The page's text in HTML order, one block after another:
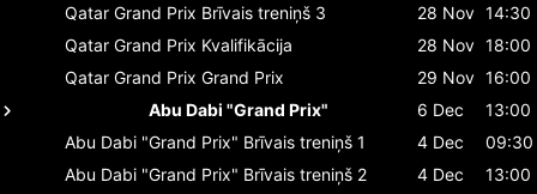
Qatar Grand Prix Brīvais treniņš 3 28 Nov 14:30
Qatar Grand Prix Kvalifikācija 28 Nov 18:00
Qatar Grand Prix Grand Prix 29 Nov 16:00
Abu Dabi "Grand Prix"
6 Dec
13:00
Abu Dabi "Grand Prix" Brīvais treniņš 1 4 Dec
09:30
Abu Dabi "Grand Prix" Brīvais treniņš 2 4 Dec
13:00